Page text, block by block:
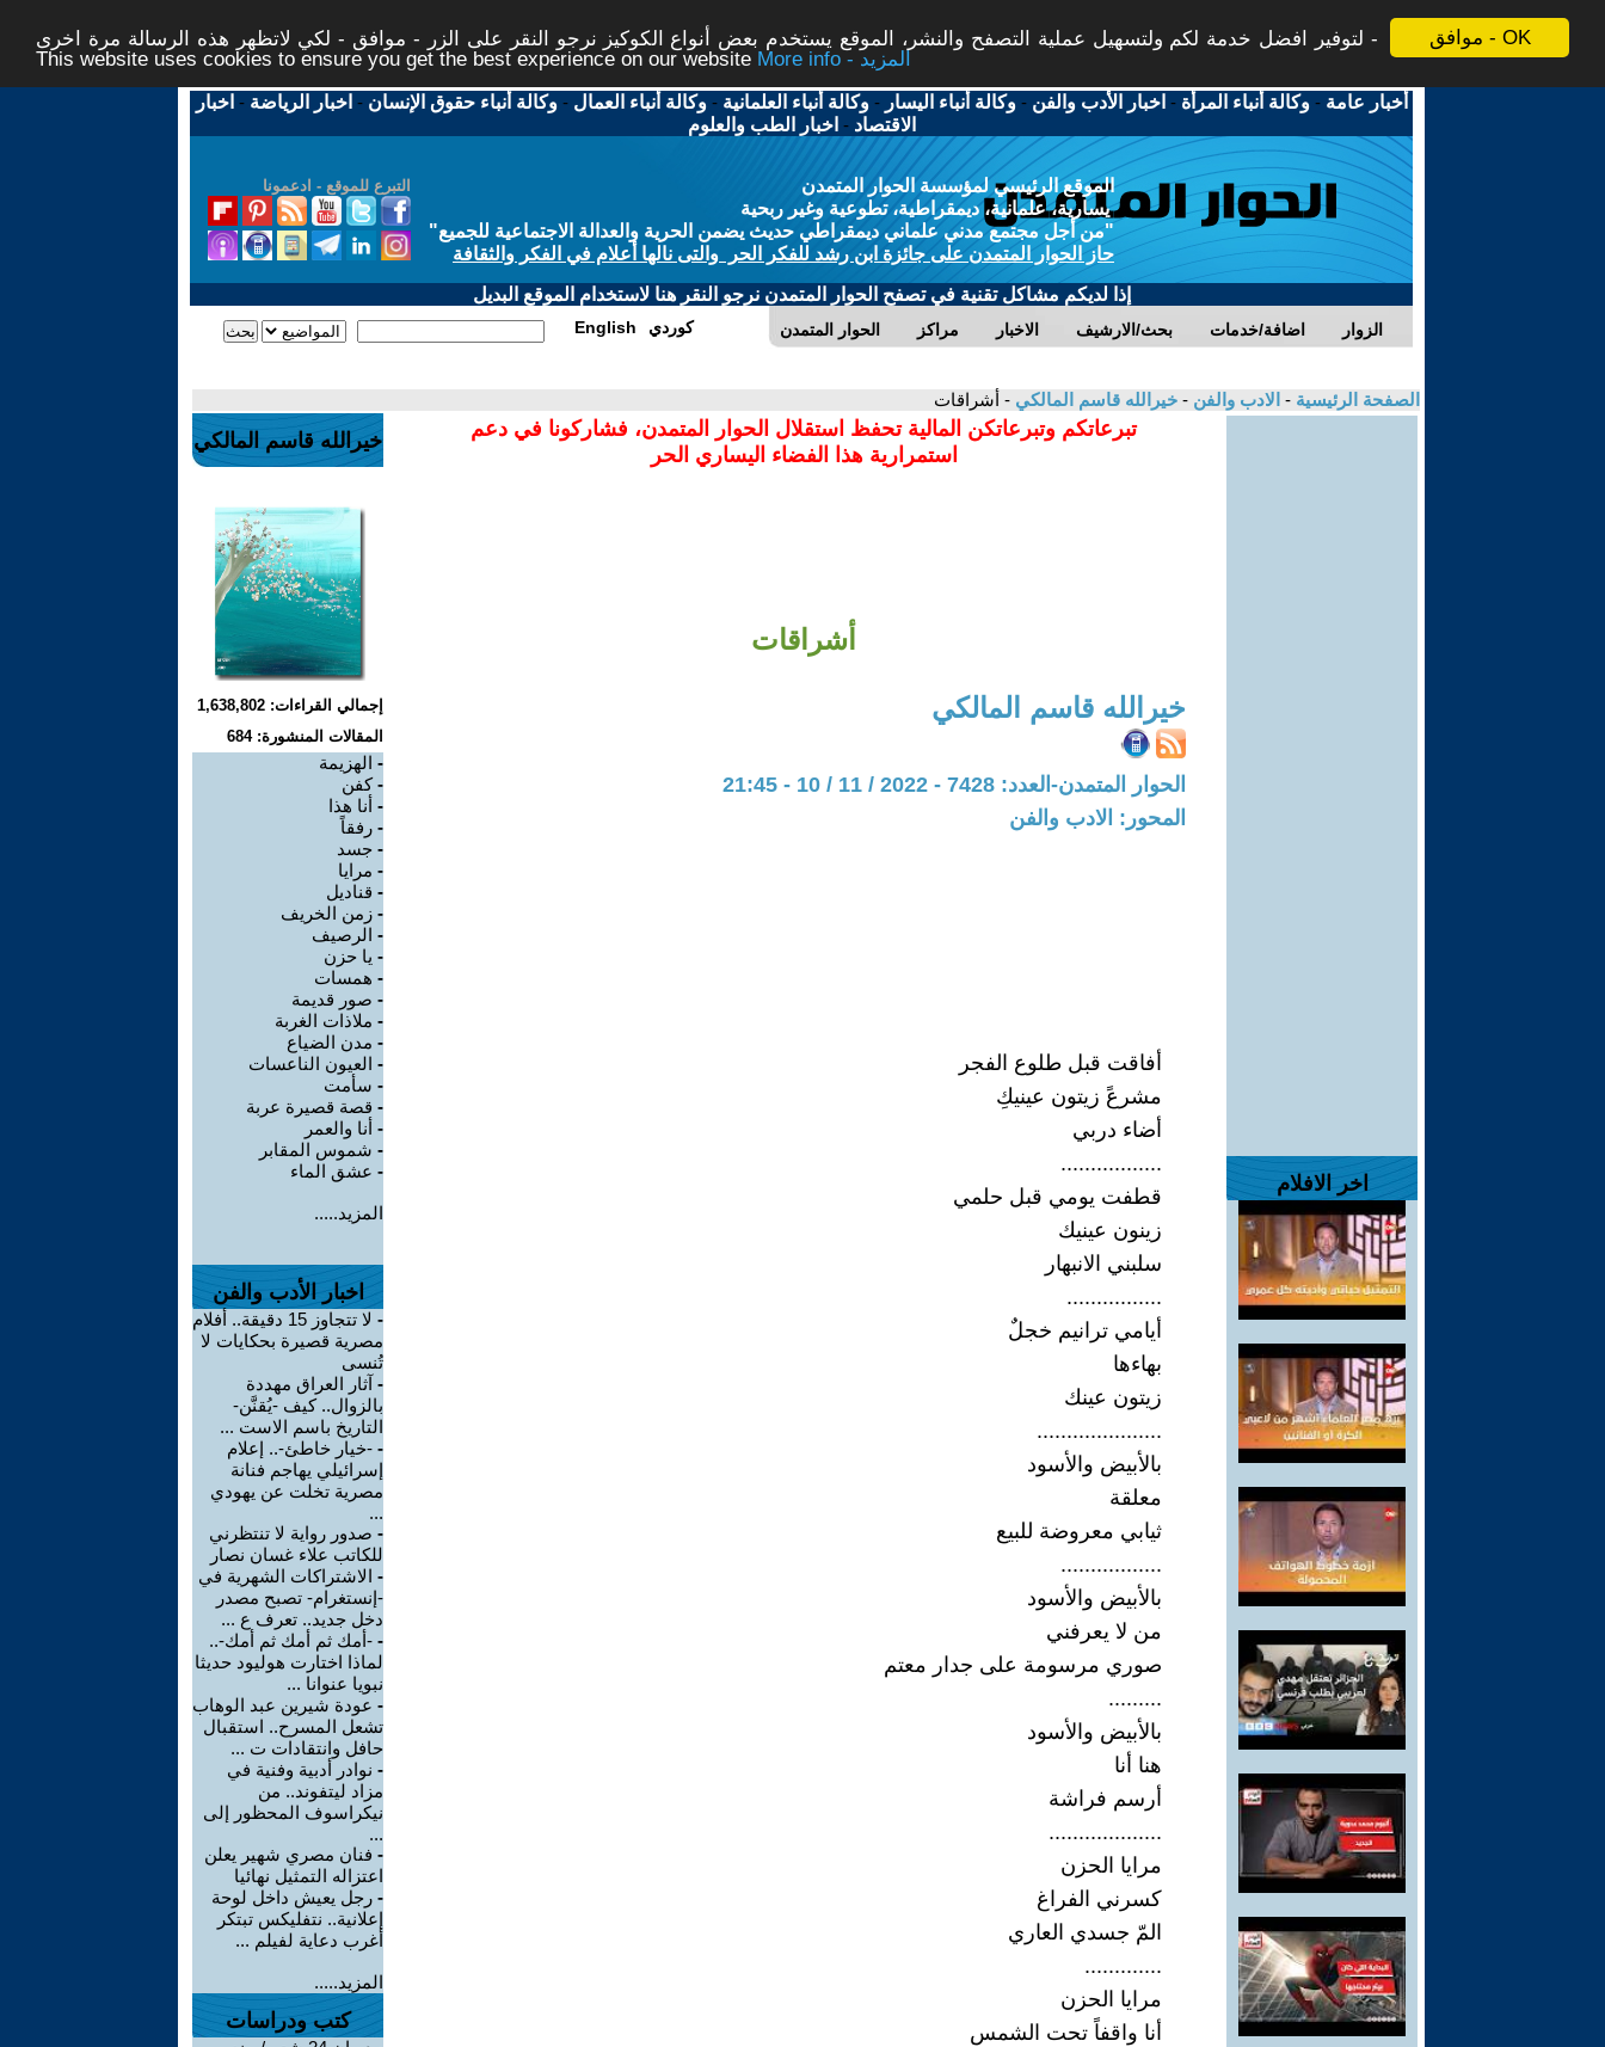
موافق - OK
لتوفير افضل خدمة لكم ولتسهيل عملية التصفح والنشر، الموقع يستخدم بعض أنواع الكوكيز نرجو النقر على الزر - موافق - لكي لاتظهر هذه الرسالة مرة اخرى -
This website uses cookies to ensure you get the best experience on our website
More info - المزيد
أخبار عامة -وكالة أنباء المرأة - اخبار الأدب والفن -وكالة أنباء اليسار -وكالة أنباء العلمانية -وكالة أنباء العمال -وكالة أنباء حقوق الإنسان - اخبار الرياضة - اخبار
الاقتصاد - اخبار الطب والعلوم
التبرع للموقع - ادعمونا
الموقع الرئيسي لمؤسسة الحوار المتمدن
يسارية، علمانية، ديمقراطية، تطوعية وغير ربحية
"من أجل مجتمع مدني علماني ديمقراطي حديث يضمن الحرية والعدالة الاجتماعية للجميع"
حاز الحوار المتمدن على جائزة ابن رشد للفكر الحر والتى نالها أعلام في الفكر والثقافة
إذا لديكم مشاكل تقنية في تصفح الحوار المتمدن نرجو النقر هنا لاستخدام الموقع البديل
الحوار المتمدن مراكز الاخبار بحث/الارشيف اضافة/خدمات الزوار English كوردي
الصفحة الرئيسية - الادب والفن - خيرالله قاسم المالكي - أشراقات
اخر الافلام
تبرعاتكم وتبرعاتكن المالية تحفظ استقلال الحوار المتمدن، فشاركونا في دعم
استمرارية هذا الفضاء اليساري الحر
أشراقات
خيرالله قاسم المالكي
الحوار المتمدن-العدد: 7428 - 2022 / 11 / 10 - 21:45
المحور: الادب والفن
أفاقت قبل طلوع الفجر
مشرعً زيتون عينيكِ
أضاء دربي
.................
قطفت يومي قبل حلمي
زينون عينيك
سلبني الانبهار
................
أيامي ترانيم خجلٌ
بهاءها
زيتون عينك
.....................
بالأبيض والأسود
معلقة
ثيابي معروضة للبيع
.................
بالأبيض والأسود
من لا يعرفني
صوري مرسومة على جدار معتم
.........
بالأبيض والأسود
هنا أنا
أرسم فراشة
...................
مرايا الحزن
كسرني الفراغ
المّ جسدي العاري
.............
مرايا الحزن
أنا واقفاً تحت الشمس
خيرالله قاسم المالكي
إجمالي القراءات: 1,638,802
المقالات المنشورة: 684
- الهزيمة
-كفن
- أنا هذا
- رفقاً
- جسد
- مرايا
- قناديل
- زمن الخريف
- الرصيف
- يا حزن
- همسات
- صور قديمة
- ملاذات الغربة
- مدن الضياع
- العيون الناعسات
- سأمت
- قصة قصيرة عربة
- أنا والعمر
- شموس المقابر
- عشق الماء
المزيد.....
اخبار الأدب والفن
-
لا تتجاوز 15 دقيقة.. أفلام
مصرية قصيرة بحكايات لا
تُنسى
- آثار العراق مهددة
بالزوال.. كيف -يُقنَّن-
التاريخ باسم الاست ...
- -خيار خاطئ-.. إعلام
إسرائيلي يهاجم فنانة
مصرية تخلت عن يهودي
...
- صدور رواية لا تنتظرني
للكاتب علاء غسان نصار
- الاشتراكات الشهرية في
-إنستغرام- تصبح مصدر
دخل جديد.. تعرف ع ...
- -أمك ثم أمك ثم أمك-..
لماذا اختارت هوليود حديثا
نبويا عنوانا ...
- عودة شيرين عبد الوهاب
تشعل المسرح.. استقبال
حافل وانتقادات ت ...
- نوادر أدبية وفنية في
مزاد ليتفوند.. من
نيكراسوف المحظور إلى
...
- فنان مصري شهير يعلن
اعتزاله التمثيل نهائيا
- رجل يعيش داخل لوحة
إعلانية.. نتفليكس تبتكر
أغرب دعاية لفيلم ...
المزيد.....
كتب ودراسات